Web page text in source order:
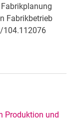
Fabrikplanung
Fabrikbetrieb
104.112076
Produktion und